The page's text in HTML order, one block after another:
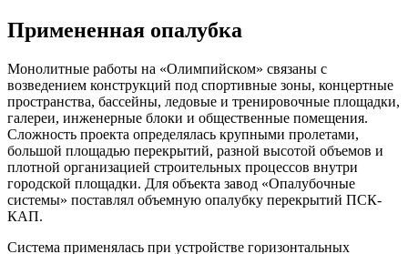
Примененная опалубка
Монолитные работы на «Олимпийском» связаны с
возведением конструкций под спортивные зоны, концертные
пространства, бассейны, ледовые и тренировочные площадки,
галереи, инженерные блоки и общественные помещения.
Сложность проекта определялась крупными пролетами,
большой площадью перекрытий, разной высотой объемов и
плотной организацией строительных процессов внутри
городской площадки. Для объекта завод «Опалубочные
системы» поставлял объемную опалубку перекрытий ПСК-
КАП.
Система применялась при устройстве горизонтальных